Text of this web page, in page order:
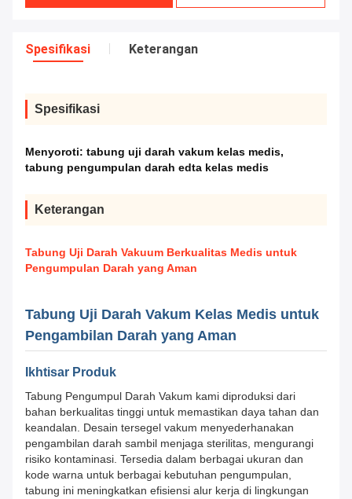
Spesifikasi Keterangan
Spesifikasi
Menyoroti: tabung uji darah vakum kelas medis,
tabung pengumpulan darah edta kelas medis
Keterangan
Tabung Uji Darah Vakuum Berkualitas Medis untuk
Pengumpulan Darah yang Aman
Tabung Uji Darah Vakum Kelas Medis untuk
Pengambilan Darah yang Aman
Ikhtisar Produk
Tabung Pengumpul Darah Vakum kami diproduksi dari
bahan berkualitas tinggi untuk memastikan daya tahan dan
keandalan. Desain tersegel vakum menyederhanakan
pengambilan darah sambil menjaga sterilitas, mengurangi
risiko kontaminasi. Tersedia dalam berbagai ukuran dan
kode warna untuk berbagai kebutuhan pengumpulan,
tabung ini meningkatkan efisiensi alur kerja di lingkungan